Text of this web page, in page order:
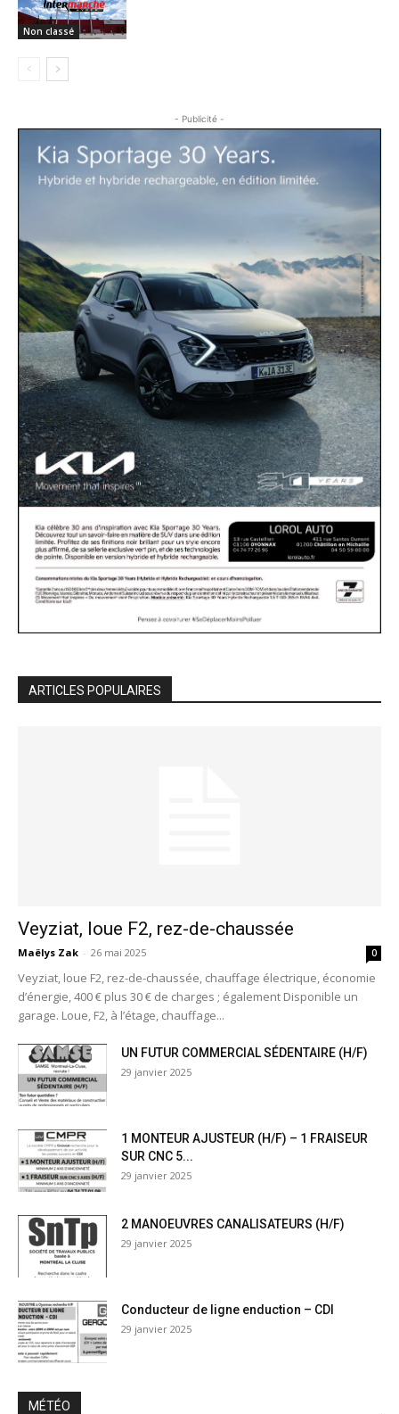
Non classé
- Publicité -
ARTICLES POPULAIRES
Veyziat, loue F2, rez-de-chaussée
Maëlys Zak - 26 mai 2025 0
Veyziat, loue F2, rez-de-chaussée, chauffage électrique, économie
d’énergie, 400 € plus 30 € de charges ; également Disponible un
garage. Loue, F2, à l’étage, chauffage...
UN FUTUR COMMERCIAL SÉDENTAIRE (H/F)
29 janvier 2025
1 MONTEUR AJUSTEUR (H/F) – 1 FRAISEUR
SUR CNC 5...
29 janvier 2025
2 MANOEUVRES CANALISATEURS (H/F)
29 janvier 2025
Conducteur de ligne enduction – CDI
29 janvier 2025
MÉTÉO